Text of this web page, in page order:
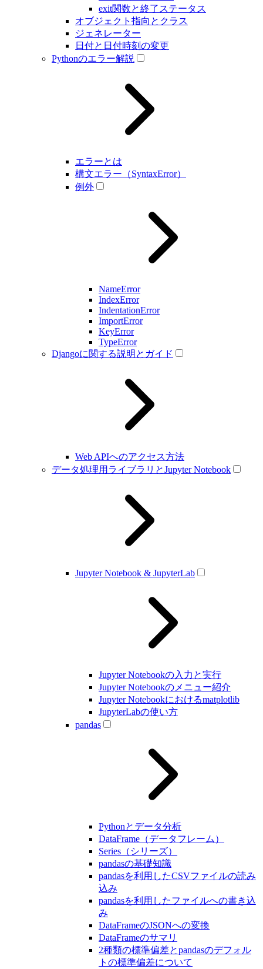
exit関数と終了ステータス
オブジェクト指向とクラス
ジェネレーター
日付と日付時刻の変更
Pythonのエラー解説
エラーとは
構文エラー（SyntaxError）
例外
NameError
IndexError
IndentationError
ImportError
KeyError
TypeError
Djangoに関する説明とガイド
Web APIへのアクセス方法
データ処理用ライブラリとJupyter Notebook
Jupyter Notebook & JupyterLab
Jupyter Notebookの入力と実行
Jupyter Notebookのメニュー紹介
Jupyter Notebookにおけるmatplotlib
JupyterLabの使い方
pandas
Pythonとデータ分析
DataFrame（データフレーム）
Series（シリーズ）
pandasの基礎知識
pandasを利用したCSVファイルの読み
込み
pandasを利用したファイルへの書き込
み
DataFrameのJSONへの変換
DataFrameのサマリ
2種類の標準偏差とpandasのデフォル
トの標準偏差について